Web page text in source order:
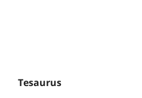
Tesaurus